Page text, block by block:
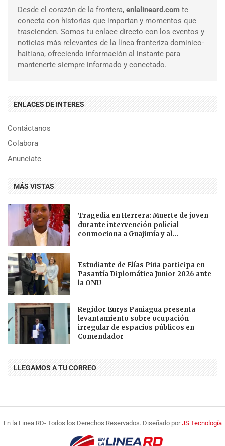
Desde el corazón de la frontera, enlalineard.com te
conecta con historias que importan y momentos que
trascienden. Somos tu enlace directo con los eventos y
noticias más relevantes de la línea fronteriza dominico-
haitiana, ofreciendo información al instante para
mantenerte siempre informado y conectado.
ENLACES DE INTERES
Contáctanos
Colabora
Anunciate
MÁS VISTAS
Tragedia en Herrera: Muerte de joven
durante intervención policial
conmociona a Guajimía y al...
Estudiante de Elías Piña participa en
Pasantía Diplomática Junior 2026 ante
la ONU
Regidor Eurys Paniagua presenta
levantamiento sobre ocupación
irregular de espacios públicos en
Comendador
LLEGAMOS A TU CORREO
En la Linea RD- Todos los Derechos Reservados. Diseñado porJS Tecnología